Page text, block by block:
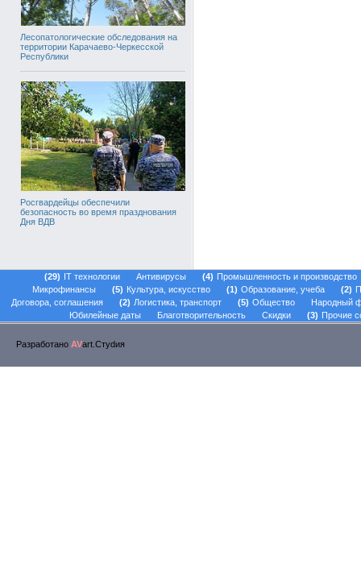
Лесопатологические обследования на
территории Карачаево-Черкесской
Республики
Росгвардейцы обеспечили
безопасность во время празднования
Дня ВДВ
29 IT технологии Антивирусы 4
Промышленность и производство
Микрофинансы
5 Культура, искусство 1 Образование, учеба 2
Договора, соглашения
2 Логистика, транспорт 5 Общество
Народный
Юбилейные даты
Благотворительность Скидки 3 Прочие
Разработано AVart.Стуdия